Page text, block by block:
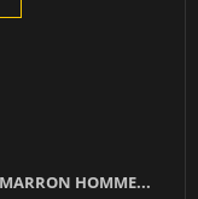
HOMME...